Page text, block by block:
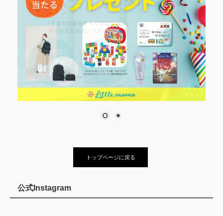
トップページに戻る
公式Instagram